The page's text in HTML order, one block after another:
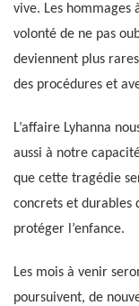
vive. Les hommages
volonté de ne pas
deviennent plus
des procédures et
L’affaire Lyhanna
aussi à notre
que cette tragédie
concrets et durables
protéger l’enfance.
Les mois à venir
poursuivent, de